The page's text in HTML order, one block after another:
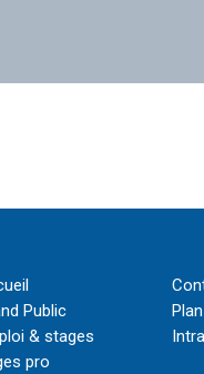
Public
& stages
pro